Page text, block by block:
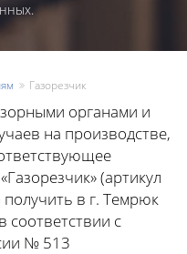
Газорезчик
органами и
на производстве,
(артикул
в г. Темрюк
соответствии с
№ 513